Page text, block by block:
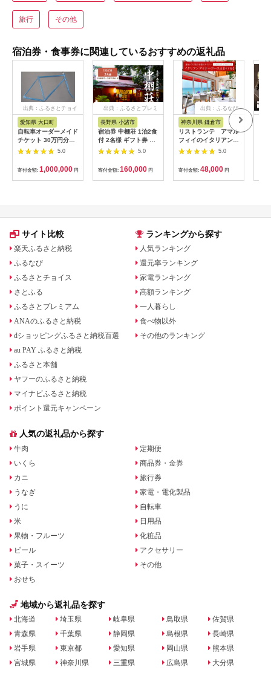
旅行 その他
宿泊券・食事券に関連しているおすすめの返礼品
出典：ふるさとチョイ
愛知県 大口町
自転車オーダーメイド
チケット 30万円分
【1360365】
5.0
寄付金額: 1,000,000 円
出典：ふるさとプレミ
長野県 小諸市
宿泊券 中棚荘 1泊2食
付 2名様 ギフト券 チ
ケット 券 宿泊 旅行
5.0
寄付金額: 160,000 円
出典：ふるなび
神奈川県 鎌倉市
リストランテ アマル
フィイのイタリアンデ
ィナーコースA ペア
5.0
寄付金額: 48,000 円
サイト比較
楽天ふるさと納税
ふるなび
ふるさとチョイス
さとふる
ふるさとプレミアム
ANAのふるさと納税
dショッピングふるさと納税百選
au PAY ふるさと納税
ふるさと本舗
ヤフーのふるさと納税
マイナビふるさと納税
ポイント還元キャンペーン
ランキングから探す
人気ランキング
還元率ランキング
家電ランキング
高額ランキング
一人暮らし
食べ物以外
その他のランキング
人気の返礼品から探す
牛肉
いくら
カニ
うなぎ
うに
米
果物・フルーツ
ビール
菓子・スイーツ
おせち
定期便
商品券・金券
旅行券
家電・電化製品
自転車
日用品
化粧品
アクセサリー
その他
地域から返礼品を探す
北海道
青森県
岩手県
宮城県
埼玉県
千葉県
東京都
神奈川県
岐阜県
静岡県
愛知県
三重県
鳥取県
島根県
岡山県
広島県
佐賀県
長崎県
熊本県
大分県